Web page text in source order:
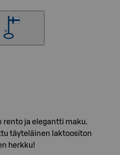
rento ja elegantti maku.
täyteläinen laktoositon
herkku!